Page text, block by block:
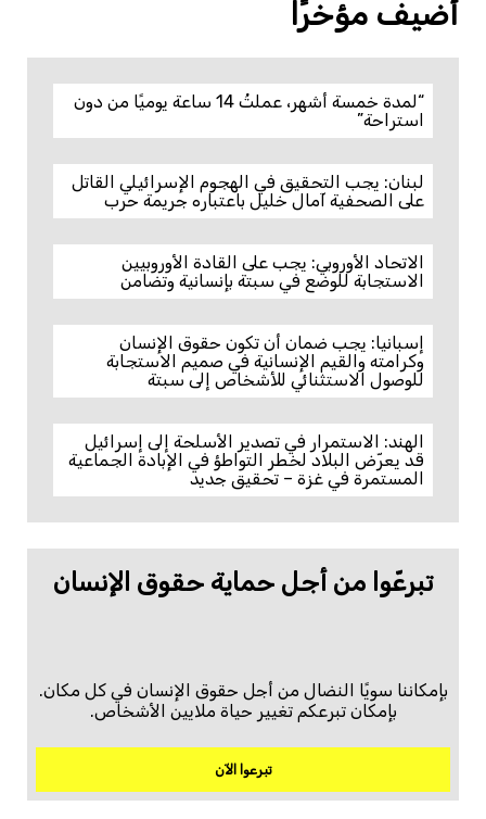
أضيف مؤخرًا
“لمدة خمسة أشهر، عملتُ 14 ساعة يوميًا من دون
استراحة”
لبنان: يجب التحقيق في الهجوم الإسرائيلي القاتل
على الصحفية آمال خليل باعتباره جريمة حرب
الاتحاد الأوروبي: يجب على القادة الأوروبيين
الاستجابة للوضع في سبتة بإنسانية وتضامن
إسبانيا: يجب ضمان أن تكون حقوق الإنسان
وكرامته والقيم الإنسانية في صميم الاستجابة
للوصول الاستثنائي للأشخاص إلى سبتة
الهند: الاستمرار في تصدير الأسلحة إلى إسرائيل
قد يعرّض البلاد لخطر التواطؤ في الإبادة الجماعية
المستمرة في غزة – تحقيق جديد
تبرعّوا من أجل حماية حقوق الإنسان
بإمكاننا سويًا النضال من أجل حقوق الإنسان في كل مكان.
بإمكان تبرعكم تغيير حياة ملايين الأشخاص.
تبرعوا الآن